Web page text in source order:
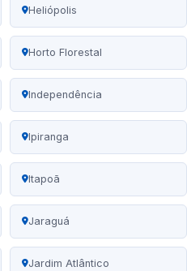
Heliópolis
Horto Florestal
Independência
Ipiranga
Itapoã
Jaraguá
Jardim Atlântico